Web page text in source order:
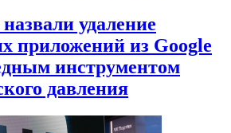
удаление
приложений из Google
инструментом
давления